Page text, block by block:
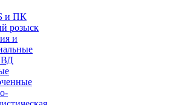
и ПК
розыск
и